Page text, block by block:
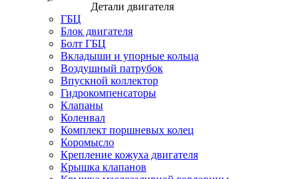
Детали двигателя
ГБЦ
Блок двигателя
Болт ГБЦ
Вкладыши и упорные кольца
Воздушный патрубок
Впускной коллектор
Гидрокомпенсаторы
Клапаны
Коленвал
Комплект поршневых колец
Коромысло
Крепление кожуха двигателя
Крышка клапанов